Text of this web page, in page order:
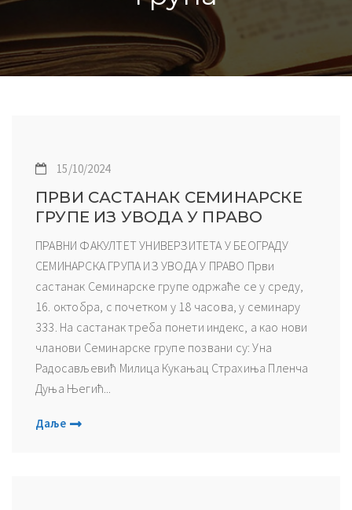
15/10/2024
ПРВИ САСТАНАК СЕМИНАРСКЕ
ГРУПЕ ИЗ УВОДА У ПРАВО
ПРАВНИ ФАКУЛТЕТ УНИВЕРЗИТЕТА У БЕОГРАДУ
СЕМИНАРСКА ГРУПА ИЗ УВОДА У ПРАВО Први
састанак Семинарске групе одржаће се у среду,
16. октобра, с почетком у 18 часова, у семинару
333. На састанак треба понети индекс, а као нови
чланови Семинарске групе позвани су: Уна
Радосављевић Милица Кукањац Страхиња Пленча
Дуња Његић...
Даље